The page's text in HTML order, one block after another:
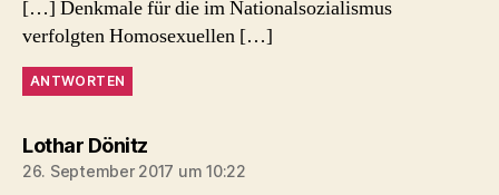
[…] Denkmale für die im Nationalsozialismus
verfolgten Homosexuellen […]
ANTWORTEN
Lothar Dönitzsagt:
26. September 2017 um 10:22